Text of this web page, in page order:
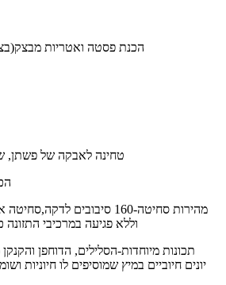
הכנת פסטה ואטריות
טחינה לאבקה של פשתן,
מהירות סחיטה-160 סיבובים
וללא פגיעה במרכיבי
תכונות מיוחדות-הסלילים, הדוחפן
יונים חיוביים במיץ שמוסיפים לו חיוניות